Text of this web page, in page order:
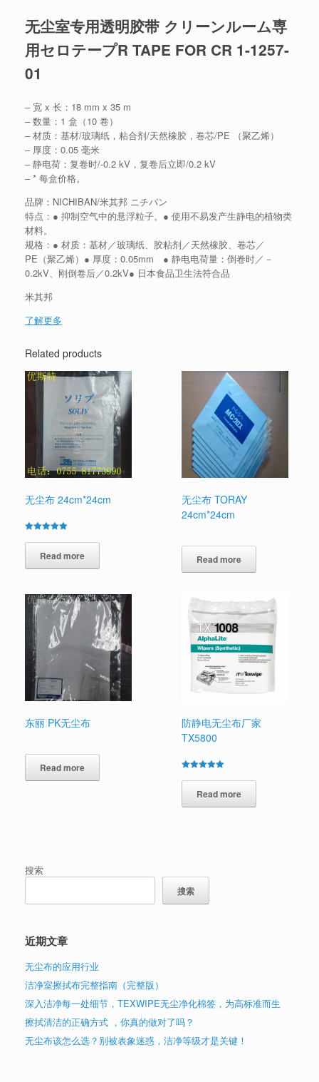
无尘室专用透明胶带 クリーンルーム専
用セロテープR TAPE FOR CR 1-1257-
01
– 宽 x 长：18 mm x 35 m
– 数量：1 盒（10 卷）
– 材质：基材/玻璃纸，粘合剂/天然橡胶，卷芯/PE （聚乙烯）
– 厚度：0.05 毫米
– 静电荷：复卷时/-0.2 kV，复卷后立即/0.2 kV
– * 每盒价格。
品牌：NICHIBAN/米其邦 ニチバン
特点：● 抑制空气中的悬浮粒子。● 使用不易发产生静电的植物类
材料。
规格：● 材质：基材／玻璃纸、胶粘剂／天然橡胶、卷芯／
PE（聚乙烯）● 厚度：0.05mm ● 静电电荷量：倒卷时／－
0.2kV、刚倒卷后／0.2kV● 日本食品卫生法符合品
米其邦
了解更多
Related products
无尘布 24cm*24cm
5.00
out of 5Read more
无尘布 TORAY
24cm*24cm
Read more
东丽 PK无尘布
Read more
防静电无尘布厂家
TX5800
5.00
out of 5Read more
搜索
搜索
近期文章
无尘布的应用行业
洁净室擦拭布完整指南（完整版）
深入洁净每一处细节，TEXWIPE无尘净化棉签，为高标准而生
擦拭清洁的正确方式 ，你真的做对了吗？
无尘布该怎么选？别被表象迷惑，洁净等级才是关键！